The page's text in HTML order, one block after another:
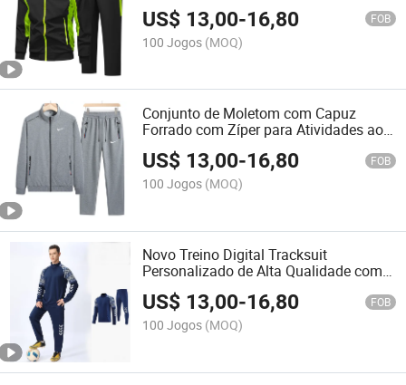
US$ 13,00-16,80 FOB
100 Jogos (MOQ)
Conjunto de Moletom com Capuz
Forrado com Zíper para Atividades ao
Ar Livre, Roupas Casuais para Esportes,
Conjunto de Corrida
US$ 13,00-16,80 FOB
100 Jogos (MOQ)
Novo Treino Digital Tracksuit
Personalizado de Alta Qualidade com
Zíper Frontal para Esportes
US$ 13,00-16,80 FOB
100 Jogos (MOQ)